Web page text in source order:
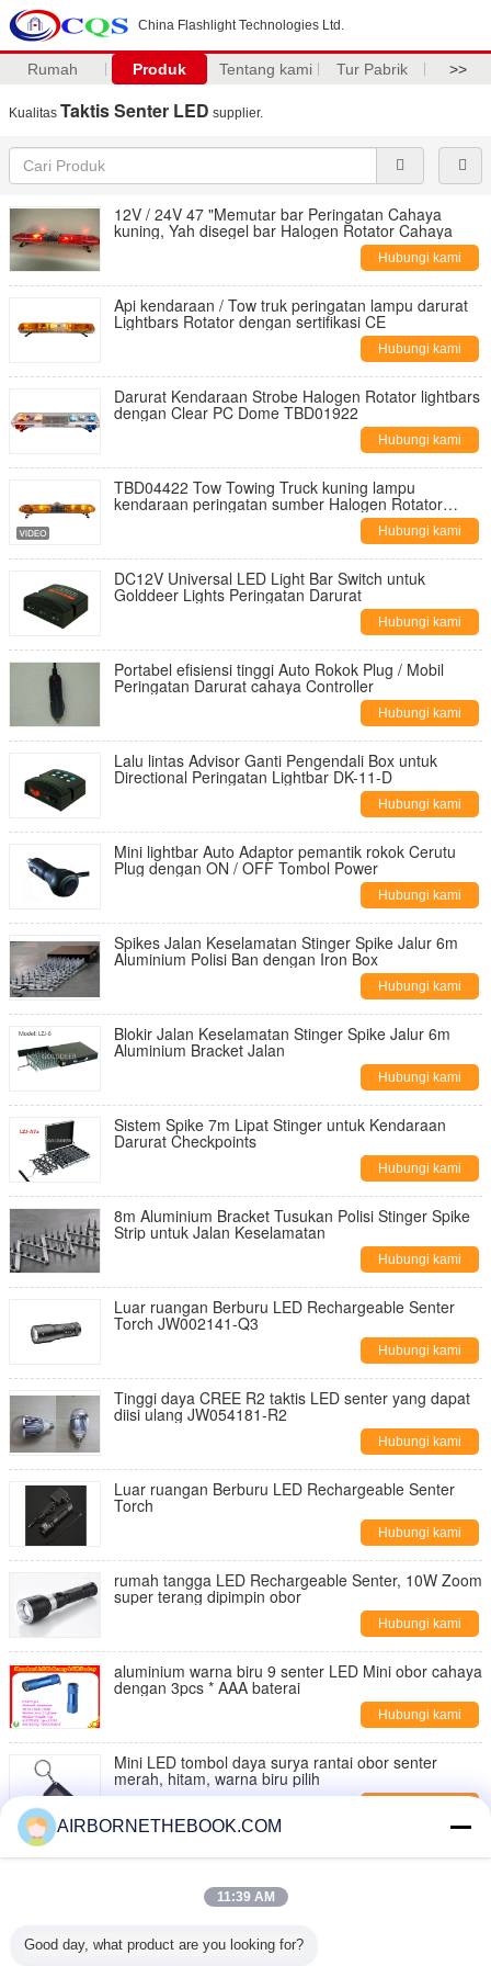
China Flashlight Technologies Ltd.
Rumah Produk Tentang kami Tur Pabrik >>
Kualitas Taktis Senter LED supplier.
12V / 24V 47 "Memutar bar Peringatan Cahaya
kuning, Yah disegel bar Halogen Rotator Cahaya
Hubungi kami
Api kendaraan / Tow truk peringatan lampu darurat
Lightbars Rotator dengan sertifikasi CE
Hubungi kami
Darurat Kendaraan Strobe Halogen Rotator lightbars
dengan Clear PC Dome TBD01922
Hubungi kami
TBD04422 Tow Towing Truck kuning lampu
kendaraan peringatan sumber Halogen Rotator
Hubungi kami
DC12V Universal LED Light Bar Switch untuk
Golddeer Lights Peringatan Darurat
Hubungi kami
Portabel efisiensi tinggi Auto Rokok Plug / Mobil
Peringatan Darurat cahaya Controller
Hubungi kami
Lalu lintas Advisor Ganti Pengendali Box untuk
Directional Peringatan Lightbar DK-11-D
Hubungi kami
Mini lightbar Auto Adaptor pemantik rokok Cerutu
Plug dengan ON / OFF Tombol Power
Hubungi kami
Spikes Jalan Keselamatan Stinger Spike Jalur 6m
Aluminium Polisi Ban dengan Iron Box
Hubungi kami
Blokir Jalan Keselamatan Stinger Spike Jalur 6m
Aluminium Bracket Jalan
Hubungi kami
Sistem Spike 7m Lipat Stinger untuk Kendaraan
Darurat Checkpoints
Hubungi kami
8m Aluminium Bracket Tusukan Polisi Stinger Spike
Strip untuk Jalan Keselamatan
Hubungi kami
Luar ruangan Berburu LED Rechargeable Senter
Torch JW002141-Q3
Hubungi kami
Tinggi daya CREE R2 taktis LED senter yang dapat
diisi ulang JW054181-R2
Hubungi kami
Luar ruangan Berburu LED Rechargeable Senter
Torch
Hubungi kami
rumah tangga LED Rechargeable Senter, 10W Zoom
super terang dipimpin obor
Hubungi kami
aluminium warna biru 9 senter LED Mini obor cahaya
dengan 3pcs * AAA baterai
Hubungi kami
Mini LED tombol daya surya rantai obor senter
merah, hitam, warna biru pilih
Aktivitas luar ruangan Gunakan Mini Pocket 9 LED
5 Watt awal bebas saku berburu Dipimpin senter
AIRBORNETHEBOOK.COM
11:39 AM
Good day, what product are you looking for?